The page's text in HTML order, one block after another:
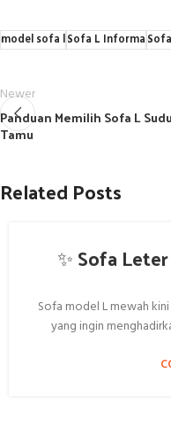
model sofa lSofa L Informa
Newer
Panduan Memilih Sofa L
Tamu
Related Posts
✨ Sofa
Sofa model L mewah
yang ingin